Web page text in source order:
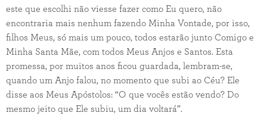
este que escolhi não viesse fazer como Eu quero, não
encontraria mais nenhum fazendo Minha Vontade, por isso,
filhos Meus, só mais um pouco, todos estarão junto Comigo e
Minha Santa Mãe, com todos Meus Anjos e Santos. Esta
promessa, por muitos anos ficou guardada, lembram-se,
quando um Anjo falou, no momento que subi ao Céu? Ele
disse aos Meus Apóstolos: “O que vocês estão vendo? Do
mesmo jeito que Ele subiu, um dia voltará”.